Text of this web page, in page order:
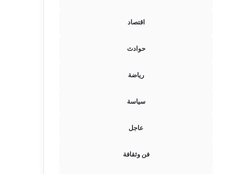
اقتصاد
حوادث
رياضة
سياسة
عاجل
فن وثقافة